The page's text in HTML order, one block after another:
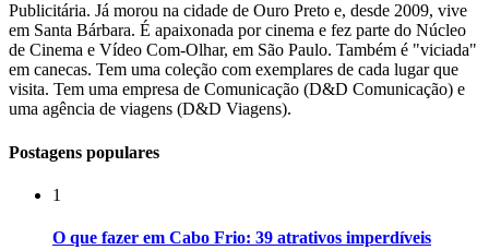
Publicitária. Já morou na cidade de Ouro Preto e, desde 2009, vive
em Santa Bárbara. É apaixonada por cinema e fez parte do Núcleo
de Cinema e Vídeo Com-Olhar, em São Paulo. Também é "viciada"
em canecas. Tem uma coleção com exemplares de cada lugar que
visita. Tem uma empresa de Comunicação (D&D Comunicação) e
uma agência de viagens (D&D Viagens).
Postagens populares
1
O que fazer em Cabo Frio: 39 atrativos imperdíveis